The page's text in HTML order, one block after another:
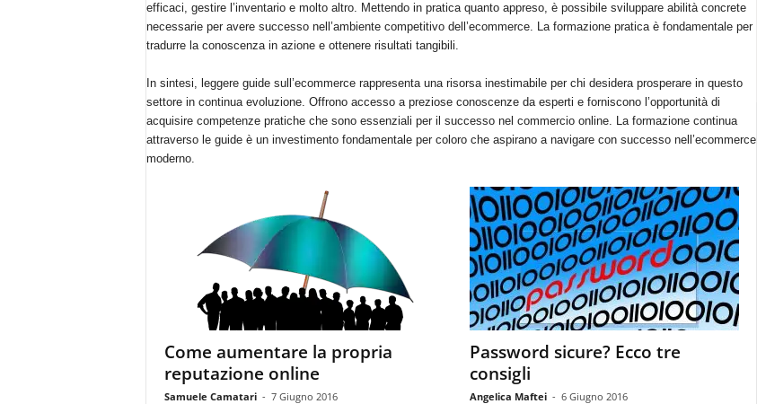
d
e
e
-
c
o
efficaci, gestire l’inventario e molto altro. Mettendo in pratica quanto appreso, è possibile sviluppare abilità concrete
necessarie per avere successo nell’ambiente competitivo dell’ecommerce. La formazione pratica è fondamentale per
tradurre la conoscenza in azione e ottenere risultati tangibili.
In sintesi, leggere guide sull’ecommerce rappresenta una risorsa inestimabile per chi desidera prosperare in questo
settore in continua evoluzione. Offrono accesso a preziose conoscenze da esperti e forniscono l’opportunità di
acquisire competenze pratiche che sono essenziali per il successo nel commercio online. La formazione continua
attraverso le guide è un investimento fondamentale per coloro che aspirano a navigare con successo nell’ecommerce
moderno.
Come aumentare la propria
reputazione online
Samuele Camatari - 7 Giugno 2016
Password sicure? Ecco tre
consigli
Angelica Maftei - 6 Giugno 2016